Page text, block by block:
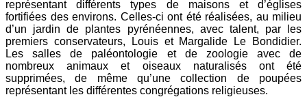
représentant différents types de maisons et d’églises
fortifiées des environs. Celles-ci ont été réalisées, au milieu
d’un jardin de plantes pyrénéennes, avec talent, par les
premiers conservateurs, Louis et Margalide Le Bondidier.
Les salles de paléontologie et de zoologie avec de
nombreux animaux et oiseaux naturalisés ont été
supprimées, de même qu’une collection de poupées
représentant les différentes congrégations religieuses.